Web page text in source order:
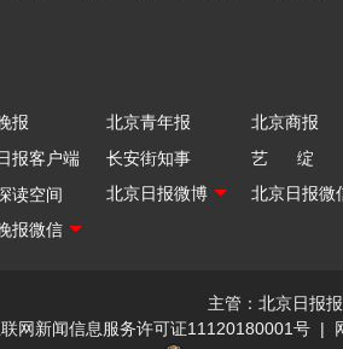
报 北京青年报
北京商报
报客户端 长安街知事
艺 绽
读空间
主管：北京日报
网新闻信息服务许可证11120180001号 |